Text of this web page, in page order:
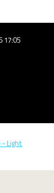
17:05